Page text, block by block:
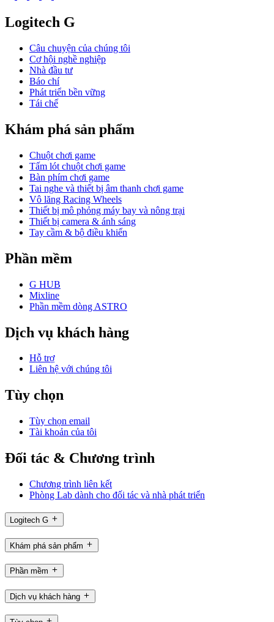
Logitech G
Câu chuyện của chúng tôi
Cơ hội nghề nghiệp
Nhà đầu tư
Báo chí
Phát triển bền vững
Tái chế
Khám phá sản phẩm
Chuột chơi game
Tấm lót chuột chơi game
Bàn phím chơi game
Tai nghe và thiết bị âm thanh chơi game
Vô lăng Racing Wheels
Thiết bị mô phỏng máy bay và nông trại
Thiết bị camera & ánh sáng
Tay cầm & bộ điều khiển
Phần mềm
G HUB
Mixline
Phần mềm dòng ASTRO
Dịch vụ khách hàng
Hỗ trợ
Liên hệ với chúng tôi
Tùy chọn
Tùy chọn email
Tài khoản của tôi
Đối tác & Chương trình
Chương trình liên kết
Phòng Lab dành cho đối tác và nhà phát triển
Logitech G
Khám phá sản phẩm
Phần mềm
Dịch vụ khách hàng